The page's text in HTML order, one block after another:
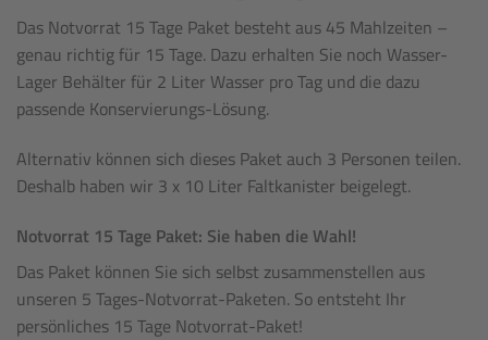
Das Notvorrat 15 Tage Paket besteht aus 45 Mahlzeiten –
genau richtig für 15 Tage. Dazu erhalten Sie noch Wasser-
Lager Behälter für 2 Liter Wasser pro Tag und die dazu
passende Konservierungs-Lösung.
Alternativ können sich dieses Paket auch 3 Personen teilen.
Deshalb haben wir 3 x 10 Liter Faltkanister beigelegt.
Notvorrat 15 Tage Paket: Sie haben die Wahl!
Das Paket können Sie sich selbst zusammenstellen aus
unseren 5 Tages-Notvorrat-Paketen. So entsteht Ihr
persönliches 15 Tage Notvorrat-Paket!